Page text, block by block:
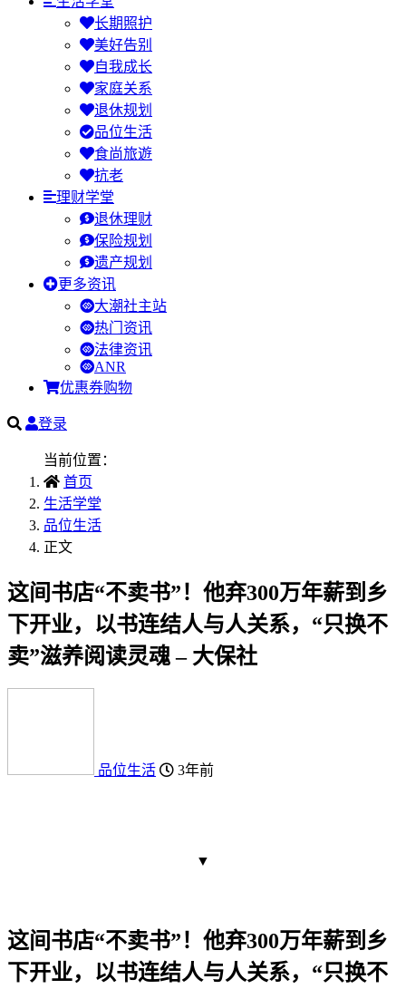
长期照护
美好告别
自我成长
家庭关系
退休规划
品位生活
食尚旅遊
抗老
理财学堂
退休理财
保险规划
遗产规划
更多资讯
大潮社主站
热门资讯
法律资讯
ANR
优惠券购物
登录
当前位置：
首页
生活学堂
品位生活
正文
这间书店“不卖书”！他弃300万年薪到乡
下开业，以书连结人与人关系，“只换不
卖”滋养阅读灵魂 – 大保社
品位生活 3年前
▼
这间书店“不卖书”！他弃300万年薪到乡
下开业，以书连结人与人关系，“只换不